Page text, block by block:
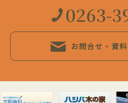
0263-
お問合せ・資